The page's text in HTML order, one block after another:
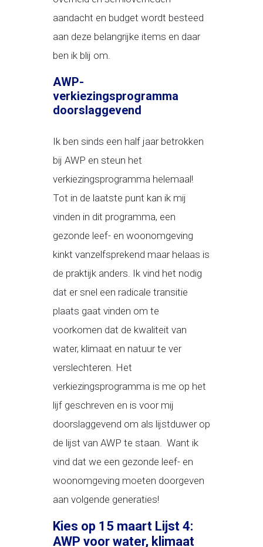
aandacht en budget wordt besteed
aan deze belangrijke items en daar
ben ik blij om.
AWP-
verkiezingsprogramma
doorslaggevend
Ik ben sinds een half jaar betrokken
bij AWP en steun het
verkiezingsprogramma helemaal!
Tot in de laatste punt kan ik mij
vinden in dit programma, een
gezonde leef- en woonomgeving
kinkt vanzelfsprekend maar helaas is
de praktijk anders. Ik vind het nodig
dat er snel een radicale transitie
plaats gaat vinden om te
voorkomen dat de kwaliteit van
water, klimaat en natuur te ver
verslechteren. Het
verkiezingsprogramma is me op het
lijf geschreven en is voor mij
doorslaggevend om als lijstduwer op
de lijst van AWP te staan. Want ik
vind dat we een gezonde leef- en
woonomgeving moeten doorgeven
aan volgende generaties!
Kies op 15 maart Lijst 4:
AWP voor water, klimaat